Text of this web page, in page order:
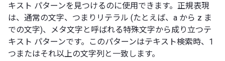
キスト パターンを見つけるのに使用できます。正規表現
は、通常の文字、つまりリテラル (たとえば、a から z ま
での文字)、メタ文字と呼ばれる特殊文字から成り立つテ
キスト パターンです。このパターンはテキスト検索時、1
つまたはそれ以上の文字列と一致します。